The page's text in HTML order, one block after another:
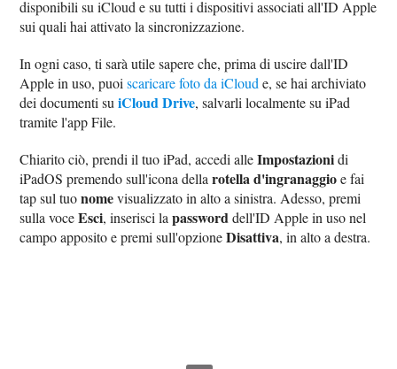
disponibili su iCloud e su tutti i dispositivi associati all'ID Apple
sui quali hai attivato la sincronizzazione.
In ogni caso, ti sarà utile sapere che, prima di uscire dall'ID
Apple in uso, puoiscaricare foto da iCloud e, se hai archiviato
dei documenti suiCloud Drive, salvarli localmente su iPad
tramite l'app File.
Chiarito ciò, prendi il tuo iPad, accedi alleImpostazionidi
iPadOS premendo sull'icona dellarotella d'ingranaggioe fai
tap sul tuonomevisualizzato in alto a sinistra. Adesso, premi
sulla voceEsci, inserisci lapassword dell'ID Apple in uso nel
campo apposito e premi sull'opzioneDisattiva, in alto a destra.